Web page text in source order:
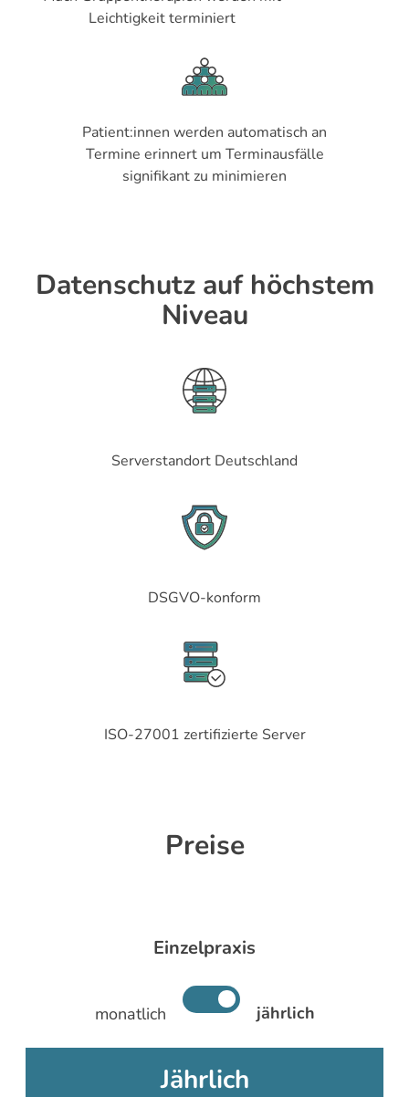
Leichtigkeit terminiert
Patient:innen werden automatisch an
Termine erinnert um Terminausfälle
signifikant zu minimieren
Datenschutz auf höchstem
Niveau
Serverstandort Deutschland
DSGVO-konform
ISO-27001 zertifizierte Server
Preise
Einzelpraxis
monatlich jährlich
Jährlich